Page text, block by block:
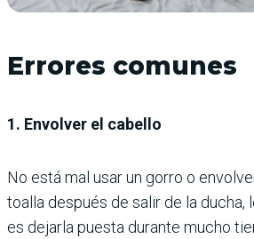
Errores comunes
1. Envolver el cabello
No está mal usar un gorro o
toalla después de salir de la ducha,
es dejarla puesta durante mucho